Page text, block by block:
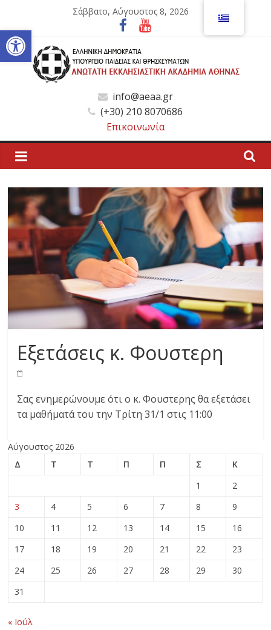
Ανοίξτε τη γραμμή εργαλείων
περιεχόμενο
Σάββατο, Αύγουστος 8, 2026
Ανώτατη
Εκκλησιαστική
Ακαδημία
Αθηνών
Ανώτατη
Εκκλησιαστική
Ακαδημία
Αθηνών
info@aeaa.gr
(+30) 210 8070686
Επικοινωνία
Εξετάσεις κ. Φουστερη
Σας ενημερώνουμε ότι ο κ. Φουστερης θα εξετάσει
τα μαθήματά του την Τρίτη 31/1 στις 11:00
Αύγουστος 2026
Δ
Τ Τ Π Π Σ
Κ
1
2
3
4 5 6 7 8
9
10
11 12 13 14 15
16
17
18 19 20 21 22
23
24
25 26 27 28 29
30
31
« Ιούλ